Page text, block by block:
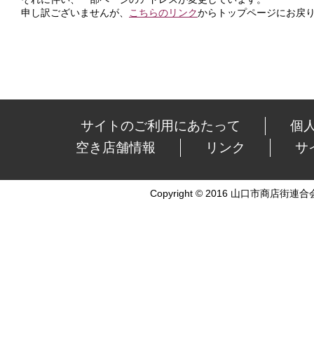
申し訳ございませんが、
こちらのリンクからトップページにお戻
サイトのご利用にあたって
個
空き店舗情報
リンク サ
Copyright © 2016 山口市商店街連合